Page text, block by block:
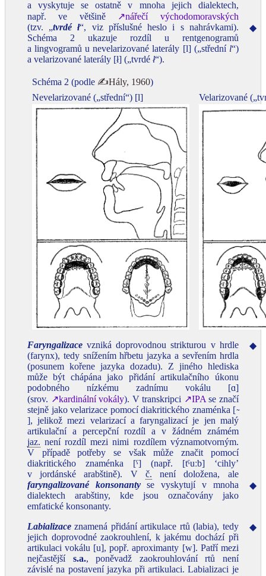
a vyskytuje se ostatně v mnoha jejich dialektech,
např. ve většině ↗nářečí východomoravských
(tzv. „tvrdé ł“, viz příslušné heslo i s nahrávkami).
Schéma 2 ukazuje rozdíl u rentgenogramů
a lingvogramů u nevelarizované laterály [l] („střední l“)
a velarizované laterály [ł] („tvrdé ł“).
Schéma 2 (podle ✍Hály, 1960)
Nevelarizované („střední“) [l]
Velarizované
Faryngalizace vzniká doprovodnou strikturou v hrdle
(farynx), tedy snížením hřbetu jazyka a sevřením hrdla
(posunem kořene jazyka dozadu). Z jiného hlediska
může být chápána jako přidání artikulačního úkonu
podobného nízkému zadnímu vokálu [ɑ]
(srov. ↗kardinální vokály). V transkripci ↗IPA se značí
stejně jako velarizace pomocí diakritického znaménka [ ̴
], jelikož mezi velarizací a faryngalizací je jen malý
artikulační a percepční rozdíl a v žádném známém
jaz. není rozdíl mezi nimi rozdílem významotvorným.
V případě potřeby se však může značit pomocí
diakritického znaménka [ˁ] (např. [tˁuːb] ‘cihly’
v jordánské arabštině). V č. není doložena, ale
faryngalizované konsonantyse vyskytují v mnoha
dialektech arabštiny, kde jsou označovány jako
emfatické konsonanty.
Labializace znamená přidání artikulace rtů (labia), tedy
jejich doprovodné zaokrouhlení, k jakému dochází při
artikulaci vokálu [u], popř. aproximanty [w]. Patří mezi
nejčastější s.a., poněvadž zaokrouhlování rtů není
závislé na postavení jazyka při artikulaci. Labializaci je
◆
◆
◆
◆